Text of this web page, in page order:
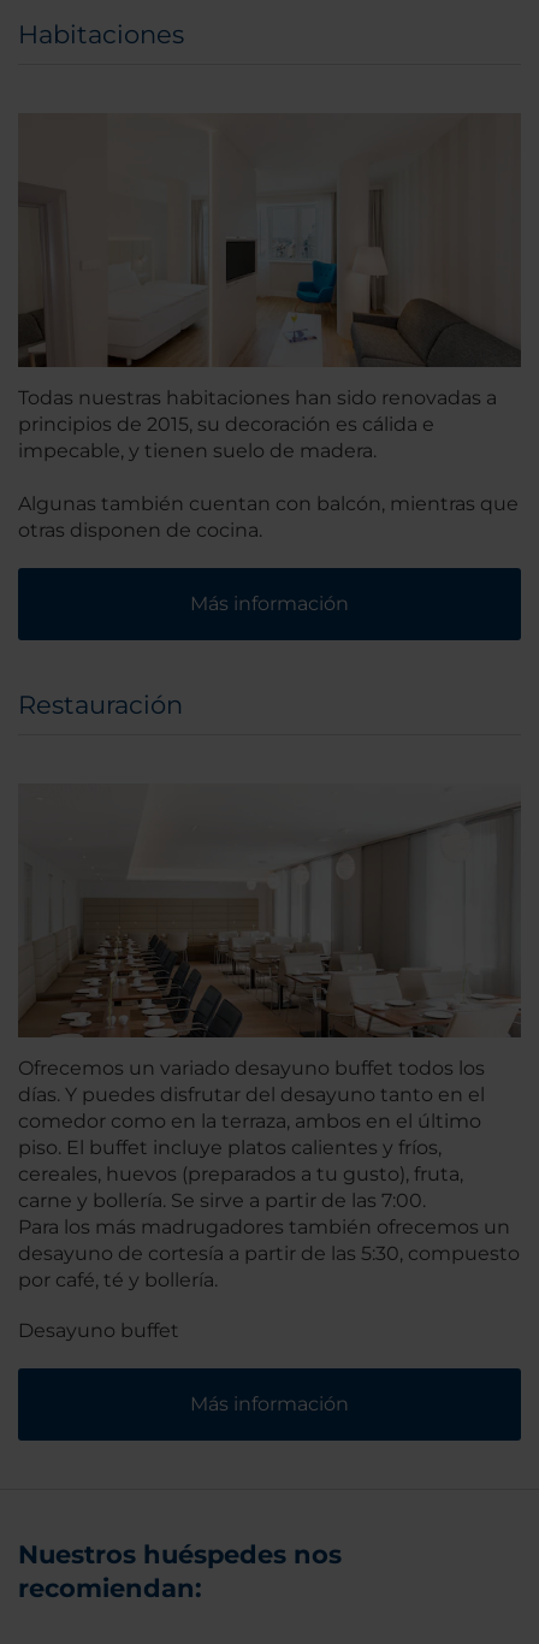
Habitaciones
Todas nuestras habitaciones han sido renovadas a
principios de 2015, su decoración es cálida e
impecable, y tienen suelo de madera.
Algunas también cuentan con balcón, mientras que
otras disponen de cocina.
Más información
Restauración
Ofrecemos un variado desayuno buffet todos los
días. Y puedes disfrutar del desayuno tanto en el
comedor como en la terraza, ambos en el último
piso. El buffet incluye platos calientes y fríos,
cereales, huevos (preparados a tu gusto), fruta,
carne y bollería. Se sirve a partir de las 7:00.
Para los más madrugadores también ofrecemos un
desayuno de cortesía a partir de las 5:30, compuesto
por café, té y bollería.
Desayuno buffet
Más información
Nuestros huéspedes nos
recomiendan: